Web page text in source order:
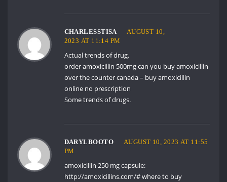
CHARLESSTISA
AUGUST 10,
2023 AT 11:14 PM
Actual trends of drug.
order amoxicillin 500mgcan you buy amoxicillin
over the counter canada– buy amoxicillin
online no prescription
Some trends of drugs.
DARYLBOOTO
AUGUST 10, 2023 AT 11:55
PM
amoxicillin 250 mg capsule:
http://amoxicillins.com/#where to buy